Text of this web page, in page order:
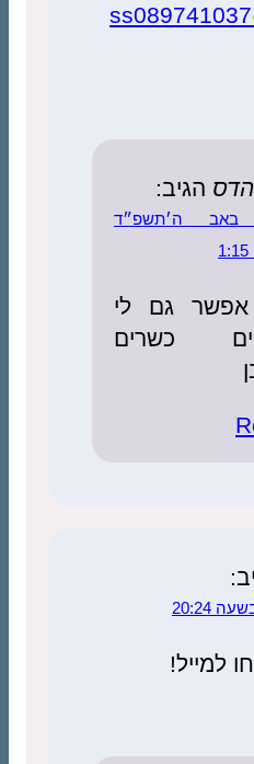
הדס הגיב:
באב ה׳תשפ״ד
גם לי
כשרים
20:24
למייל!